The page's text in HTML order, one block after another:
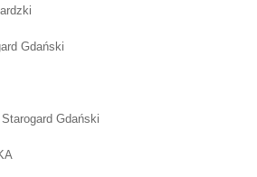
Gdański
Gdański